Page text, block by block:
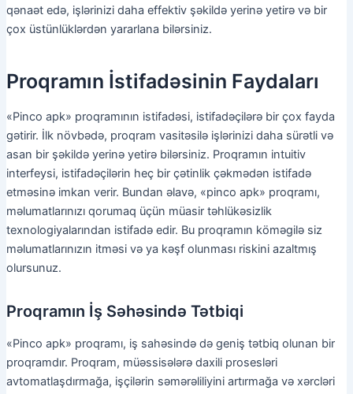
qənaət edə, işlərinizi daha effektiv şəkildə yerinə yetirə və bir
çox üstünlüklərdən yararlana bilərsiniz.
Proqramın İstifadəsinin Faydaları
«Pinco apk» proqramının istifadəsi, istifadəçilərə bir çox fayda
gətirir. İlk növbədə, proqram vasitəsilə işlərinizi daha sürətli və
asan bir şəkildə yerinə yetirə bilərsiniz. Proqramın intuitiv
interfeysi, istifadəçilərin heç bir çətinlik çəkmədən istifadə
etməsinə imkan verir. Bundan əlavə, «pinco apk» proqramı,
məlumatlarınızı qorumaq üçün müasir təhlükəsizlik
texnologiyalarından istifadə edir. Bu proqramın köməgilə siz
məlumatlarınızın itməsi və ya kəşf olunması riskini azaltmış
olursunuz.
Proqramın İş Səhəsində Tətbiqi
«Pinco apk» proqramı, iş sahəsində də geniş tətbiq olunan bir
proqramdır. Proqram, müəssisələrə daxili prosesləri
avtomatlaşdırmağa, işçilərin səmərəliliyini artırmağa və xərcləri